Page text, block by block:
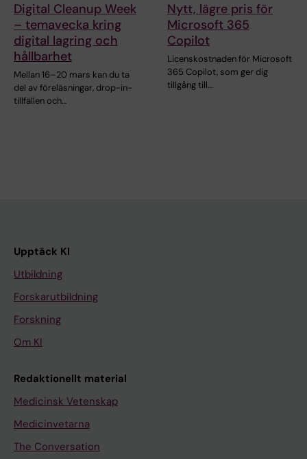
Digital Cleanup Week
– temavecka kring
digital lagring och
hållbarhet
Mellan 16–20 mars kan du ta
del av föreläsningar, drop-in-
tillfällen och…
Nytt, lägre pris för
Microsoft 365
Copilot
Licenskostnaden för Microsoft
365 Copilot, som ger dig
tillgång till…
Upptäck KI
Utbildning
Forskarutbildning
Forskning
Om KI
Redaktionellt material
Medicinsk Vetenskap
Medicinvetarna
The Conversation